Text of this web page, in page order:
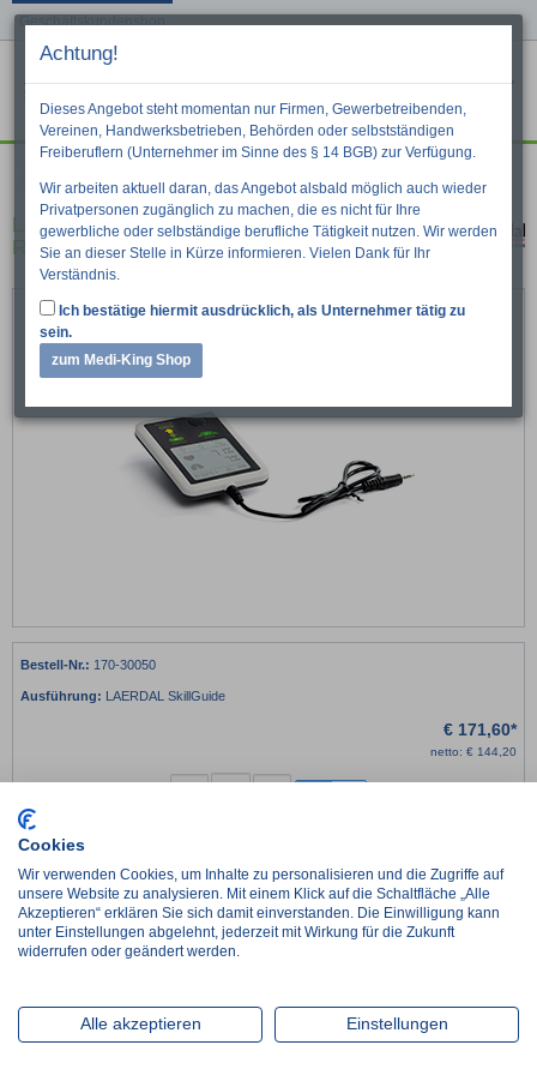
Geschäftskundenshop
Menu Suche
LAERDAL SkillGuide für Resusci Anne und
Resusci Baby
170-30050
LAERDAL SkillGuide
€ 171,60*
netto: € 144,20
Lieferzeit ca. 2-3 Werktage
im Zulauf, Wiederbeschaffungszeit ca. 1 Woche
Artikel wird auftragsbezogen für Sie beschafft, Lieferzeit nach Absprache
LAERDAL SkillGuide für Resusci Anne und Baby für Echtzeit
Feedback und Einzelnachbesprechung.
Achtung!
Dieses Angebot steht momentan nur Firmen, Gewerbetreibenden,
Vereinen, Handwerksbetrieben, Behörden oder selbstständigen
Freiberuflern (Unternehmer im Sinne des § 14 BGB) zur Verfügung.
Wir arbeiten aktuell daran, das Angebot alsbald möglich auch wieder
Privatpersonen zugänglich zu machen, die es nicht für Ihre
gewerbliche oder selbständige berufliche Tätigkeit nutzen. Wir werden
Sie an dieser Stelle in Kürze informieren. Vielen Dank für Ihr
Verständnis.
Ich bestätige hiermit ausdrücklich, als Unternehmer tätig zu
sein.
zum Medi-King Shop
Cookies
Wir verwenden Cookies, um Inhalte zu personalisieren und die Zugriffe auf
unsere Website zu analysieren. Mit einem Klick auf die Schaltfläche „Alle
Akzeptieren“ erklären Sie sich damit einverstanden. Die Einwilligung kann
unter Einstellungen abgelehnt, jederzeit mit Wirkung für die Zukunft
widerrufen oder geändert werden.
Alle akzeptieren Einstellungen